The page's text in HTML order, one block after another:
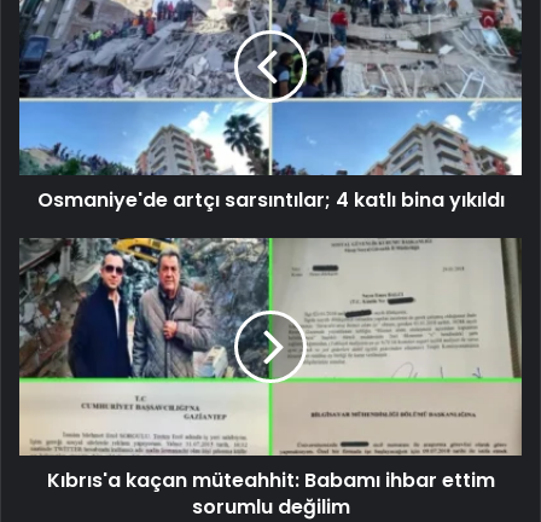
Osmaniye'de artçı sarsıntılar; 4 katlı bina yıkıldı
Kıbrıs'a kaçan müteahhit: Babamı ihbar ettim
sorumlu değilim